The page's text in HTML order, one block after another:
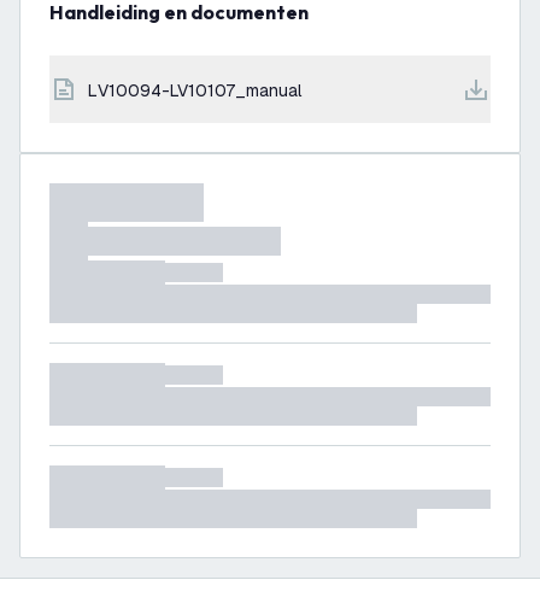
Handleiding en documenten
LV10094-LV10107_manual